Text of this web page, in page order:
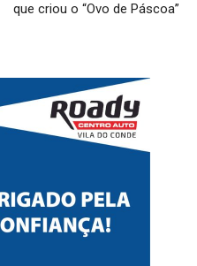
que criou o “Ovo de Páscoa”